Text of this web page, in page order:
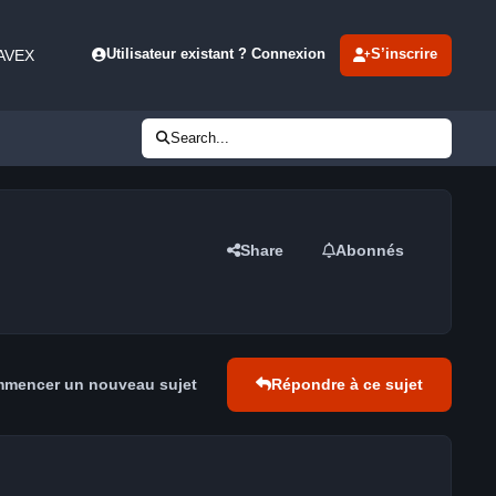
Utilisateur existant ? Connexion S’inscrire
Search...
Share Abonnés
un nouveau sujet Répondre à ce sujet